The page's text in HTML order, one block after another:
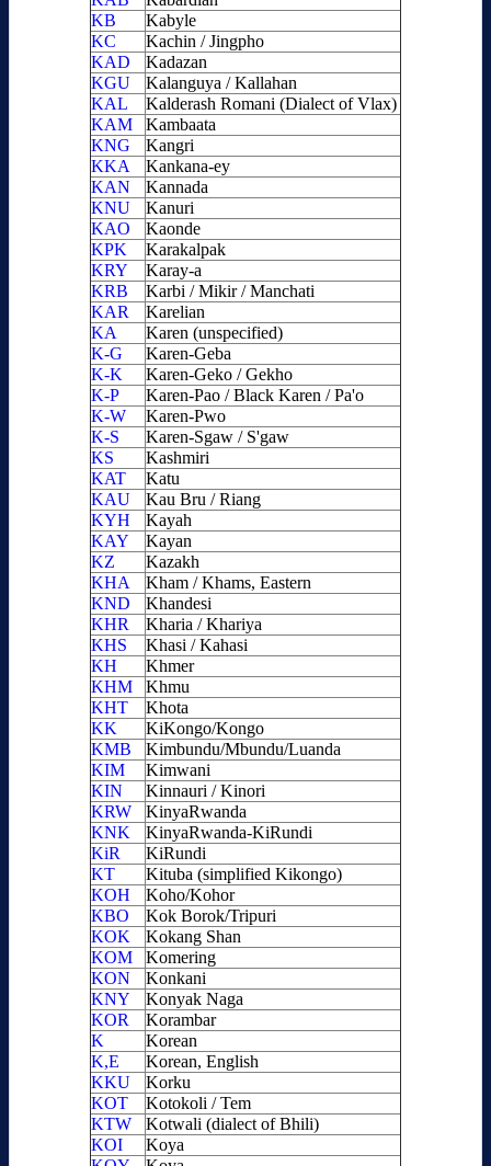
KB
Kabyle
KC
Kachin / Jingpho
KAD
Kadazan
KGU
Kalanguya / Kallahan
KAL
Kalderash Romani (Dialect of Vlax)
KAM
Kambaata
KNG
Kangri
KKA
Kankana-ey
KAN
Kannada
KNU
Kanuri
KAO
Kaonde
KPK
Karakalpak
KRY
Karay-a
KRB
Karbi / Mikir / Manchati
KAR
Karelian
KA
Karen (unspecified)
K-G
Karen-Geba
K-K
Karen-Geko / Gekho
K-P
Karen-Pao / Black Karen / Pa'o
K-W
Karen-Pwo
K-S
Karen-Sgaw / S'gaw
KS
Kashmiri
KAT
Katu
KAU
Kau Bru / Riang
KYH
Kayah
KAY
Kayan
KZ
Kazakh
KHA
Kham / Khams, Eastern
KND
Khandesi
KHR
Kharia / Khariya
KHS
Khasi / Kahasi
KH
Khmer
KHM
Khmu
KHT
Khota
KK
KiKongo/Kongo
KMB
Kimbundu/Mbundu/Luanda
KIM
Kimwani
KIN
Kinnauri / Kinori
KRW
KinyaRwanda
KNK
KinyaRwanda-KiRundi
KiR
KiRundi
KT
Kituba (simplified Kikongo)
KOH
Koho/Kohor
KBO
Kok Borok/Tripuri
KOK
Kokang Shan
KOM
Komering
KON
Konkani
KNY
Konyak Naga
KOR
Korambar
K
Korean
K,E
Korean, English
KKU
Korku
KOT
Kotokoli / Tem
KTW
Kotwali (dialect of Bhili)
KOI
Koya